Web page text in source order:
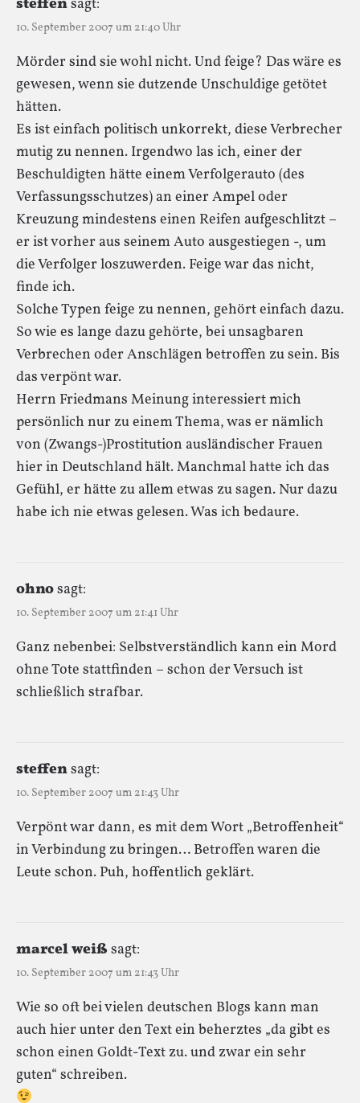
steffensagt:
10. September 2007 um 21:40 Uhr
Mörder sind sie wohl nicht. Und feige? Das wäre es
gewesen, wenn sie dutzende Unschuldige getötet
hätten.
Es ist einfach politisch unkorrekt, diese Verbrecher
mutig zu nennen. Irgendwo las ich, einer der
Beschuldigten hätte einem Verfolgerauto (des
Verfassungsschutzes) an einer Ampel oder
Kreuzung mindestens einen Reifen aufgeschlitzt –
er ist vorher aus seinem Auto ausgestiegen -, um
die Verfolger loszuwerden. Feige war das nicht,
finde ich.
Solche Typen feige zu nennen, gehört einfach dazu.
So wie es lange dazu gehörte, bei unsagbaren
Verbrechen oder Anschlägen betroffen zu sein. Bis
das verpönt war.
Herrn Friedmans Meinung interessiert mich
persönlich nur zu einem Thema, was er nämlich
von (Zwangs-)Prostitution ausländischer Frauen
hier in Deutschland hält. Manchmal hatte ich das
Gefühl, er hätte zu allem etwas zu sagen. Nur dazu
habe ich nie etwas gelesen. Was ich bedaure.
ohnosagt:
10. September 2007 um 21:41 Uhr
Ganz nebenbei: Selbstverständlich kann ein Mord
ohne Tote stattfinden – schon der Versuch ist
schließlich strafbar.
steffensagt:
10. September 2007 um 21:43 Uhr
Verpönt war dann, es mit dem Wort „Betroffenheit“
in Verbindung zu bringen… Betroffen waren die
Leute schon. Puh, hoffentlich geklärt.
marcel weißsagt:
10. September 2007 um 21:43 Uhr
Wie so oft bei vielen deutschen Blogs kann man
auch hier unter den Text ein beherztes „da gibt es
schon einen Goldt-Text zu. und zwar ein sehr
guten“ schreiben.